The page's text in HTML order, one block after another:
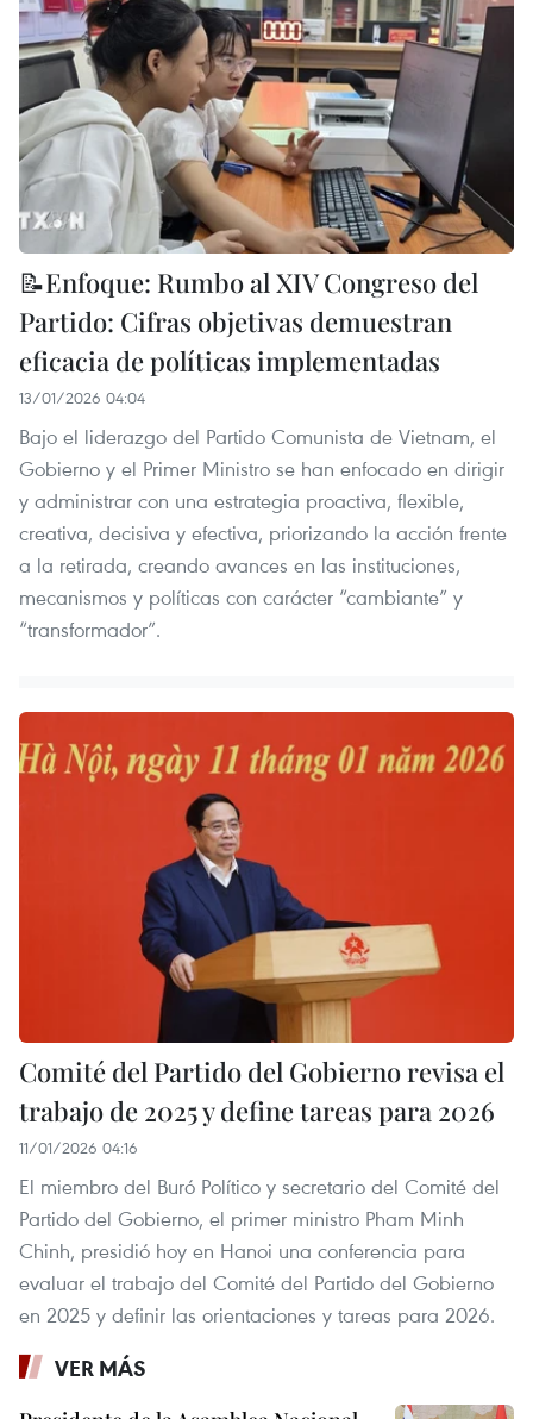
📝Enfoque: Rumbo al XIV Congreso del
Partido: Cifras objetivas demuestran
eficacia de políticas implementadas
13/01/2026 04:04
Bajo el liderazgo del Partido Comunista de Vietnam, el
Gobierno y el Primer Ministro se han enfocado en dirigir
y administrar con una estrategia proactiva, flexible,
creativa, decisiva y efectiva, priorizando la acción frente
a la retirada, creando avances en las instituciones,
mecanismos y políticas con carácter “cambiante” y
“transformador”.
Comité del Partido del Gobierno revisa el
trabajo de 2025 y define tareas para 2026
11/01/2026 04:16
El miembro del Buró Político y secretario del Comité del
Partido del Gobierno, el primer ministro Pham Minh
Chinh, presidió hoy en Hanoi una conferencia para
evaluar el trabajo del Comité del Partido del Gobierno
en 2025 y definir las orientaciones y tareas para 2026.
VER MÁS